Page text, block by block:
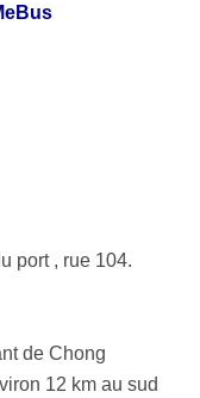
port , rue 104.
de Chong
12 km au sud